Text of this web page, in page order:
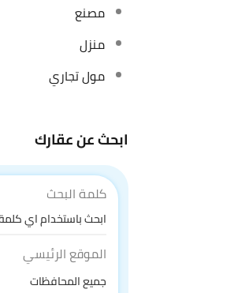
مصنع
منزل
مول تجاري
ابحث عن عقارك
كلمة البحث
الموقع الرئيسي
جميع المحافظات